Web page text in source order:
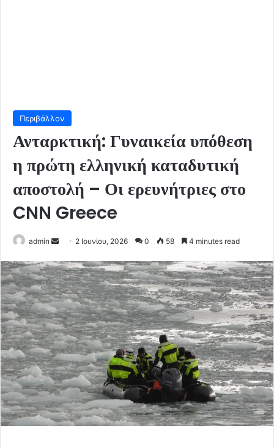
Περιβάλλον
Ανταρκτική: Γυναικεία υπόθεση
η πρώτη ελληνική καταδυτική
αποστολή – Οι ερευνήτριες στο
CNN Greece
admin
Send
email
2 Ιουνίου, 2026 0 58 4 minutes read